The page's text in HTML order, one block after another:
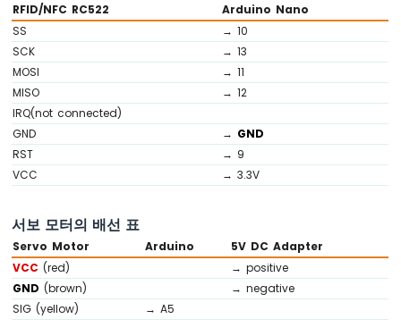
노
나
노
-
다
중
버
튼
아
두
나
노
-
스
위
치
RFID/NFC RC522
Arduino Nano
SS
→ 10
SCK
→ 13
MOSI
→ 11
MISO
→ 12
IRQ(not connected)
GND
→ GND
RST
→ 9
VCC
→ 3.3V
서보 모터의 배선 표
Servo Motor Arduino
5V DC Adapter
VCC (red)
→ positive
GND (brown)
→ negative
SIG (yellow)
→ A5